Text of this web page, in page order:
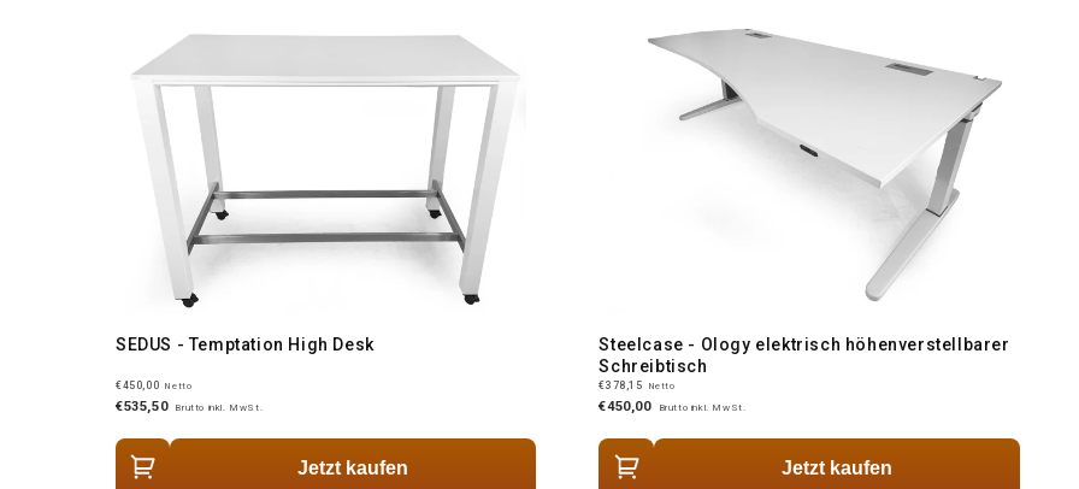
SEDUS - Temptation High Desk
€450,00 Netto
€535,50 Brutto inkl. MwSt.
Jetzt kaufen
Steelcase - Ology elektrisch höhenverstellbarer
Schreibtisch
€378,15 Netto
€450,00 Brutto inkl. MwSt.
Jetzt kaufen